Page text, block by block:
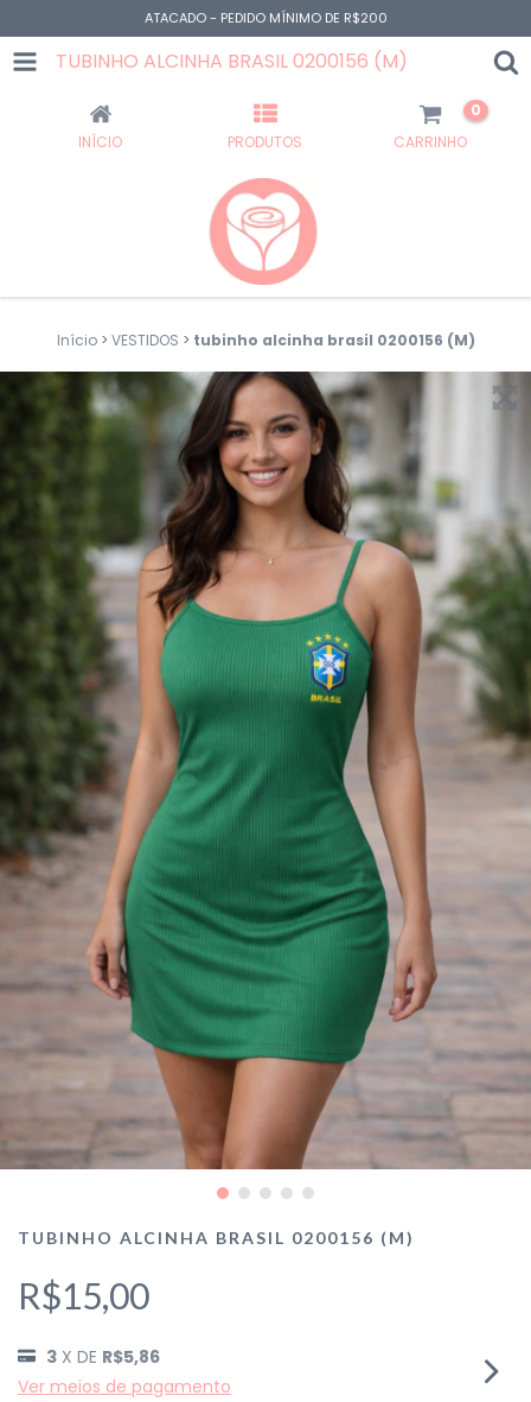
ATACADO - PEDIDO MÍNIMO DE R$200
TUBINHO ALCINHA BRASIL 0200156 (M)
INÍCIO PRODUTOS CARRINHO
0
Início > VESTIDOS > tubinho alcinha brasil 0200156 (M)
TUBINHO ALCINHA BRASIL 0200156 (M)
R$15,00
3 X DE R$5,86
Ver meios de pagamento